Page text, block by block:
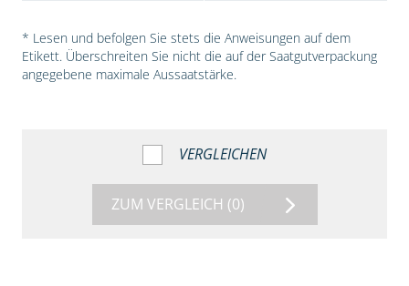
* Lesen und befolgen Sie stets die Anweisungen auf dem
Etikett. Überschreiten Sie nicht die auf der Saatgutverpackung
angegebene maximale Aussaatstärke.
VERGLEICHEN
ZUM VERGLEICH (0)